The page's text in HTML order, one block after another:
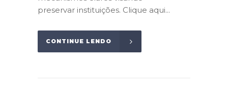
preservar instituições. Clique aqui...
CONTINUE LENDO